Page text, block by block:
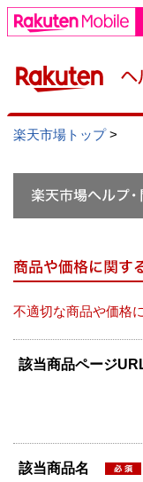
楽天市場トップ>
不適切な商品や価格
該当商品ページ
該当商品名